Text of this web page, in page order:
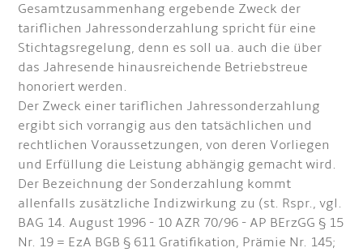
Gesamtzusammenhang ergebende Zweck der
tariflichen Jahressonderzahlung spricht für eine
Stichtagsregelung, denn es soll ua. auch die über
das Jahresende hinausreichende Betriebstreue
honoriert werden.
Der Zweck einer tariflichen Jahressonderzahlung
ergibt sich vorrangig aus den tatsächlichen und
rechtlichen Voraussetzungen, von deren Vorliegen
und Erfüllung die Leistung abhängig gemacht wird.
Der Bezeichnung der Sonderzahlung kommt
allenfalls zusätzliche Indizwirkung zu (st. Rspr., vgl.
BAG 14. August 1996 - 10 AZR 70/96 - AP BErzGG § 15
Nr. 19 = EzA BGB § 611 Gratifikation, Prämie Nr. 145;